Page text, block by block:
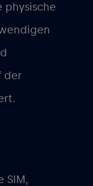
physische
der
SIM,